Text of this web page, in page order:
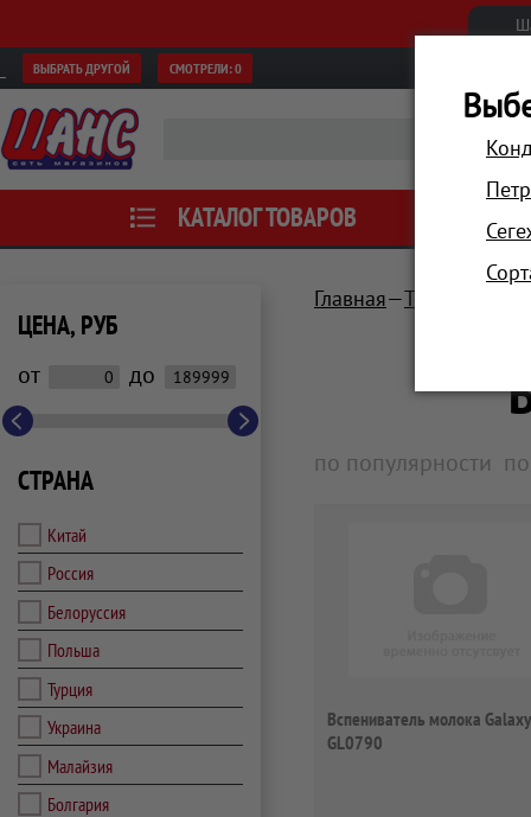
ВЫБРАТЬ ДРУГОЙ СМОТРЕЛИ:0
КАТАЛОГ ТОВАРОВ АКЦИИ
ЦЕНА, РУБ
от до
СТРАНА
Китай
Россия
Белоруссия
Польша
Турция
Украина
Малайзия
Болгария
Главная Техника для
по популярности
Вспениватель молока Galaxy
GL0790